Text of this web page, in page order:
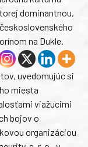
dominantnou,
na Dukle.
uvedomujúc si
miesta
viažucimi
bojov o
organizáciou